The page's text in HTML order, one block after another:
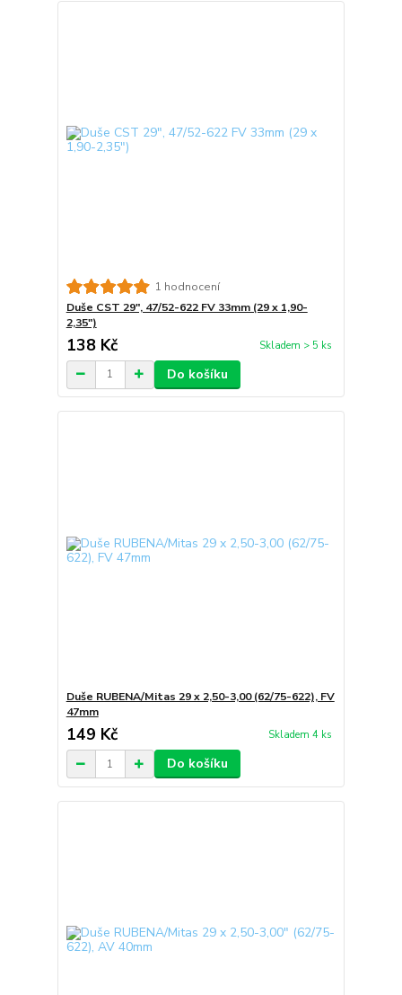
1 hodnocení
Duše CST 29", 47/52-622 FV 33mm (29 x 1,90-
2,35")
138 Kč Skladem > 5 ks
Do košíku
Duše RUBENA/Mitas 29 x 2,50-3,00 (62/75-622), FV
47mm
149 Kč Skladem 4 ks
Do košíku